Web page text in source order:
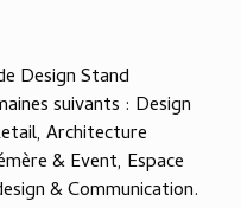
Design Stand
suivants : Design
Architecture
& Event, Espace
& Communication.